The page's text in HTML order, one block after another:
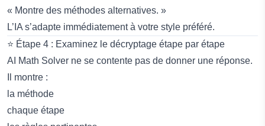
« Montre des méthodes alternatives. »
L’IA s’adapte immédiatement à votre style préféré.
⭐ Étape 4 : Examinez le décryptage étape par étape
AI Math Solver ne se contente pas de donner une réponse.
Il montre :
la méthode
chaque étape